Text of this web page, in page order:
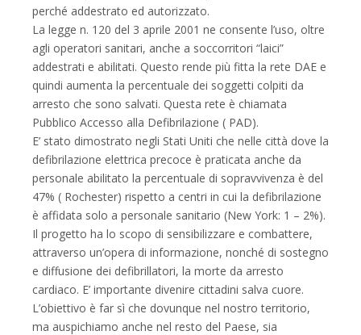
perché addestrato ed autorizzato.
La legge n. 120 del 3 aprile 2001 ne consente l’uso, oltre
agli operatori sanitari, anche a soccorritori “laici”
addestrati e abilitati. Questo rende più fitta la rete DAE e
quindi aumenta la percentuale dei soggetti colpiti da
arresto che sono salvati. Questa rete è chiamata
Pubblico Accesso alla Defibrilazione ( PAD).
E’ stato dimostrato negli Stati Uniti che nelle città dove la
defibrilazione elettrica precoce è praticata anche da
personale abilitato la percentuale di sopravvivenza è del
47% ( Rochester) rispetto a centri in cui la defibrilazione
è affidata solo a personale sanitario (New York: 1 – 2%).
Il progetto ha lo scopo di sensibilizzare e combattere,
attraverso un’opera di informazione, nonché di sostegno
e diffusione dei defibrillatori, la morte da arresto
cardiaco. E’ importante divenire cittadini salva cuore.
L’obiettivo è far sì che dovunque nel nostro territorio,
ma auspichiamo anche nel resto del Paese, sia